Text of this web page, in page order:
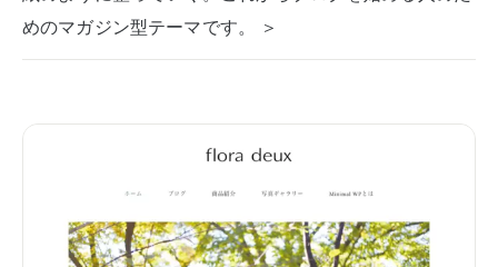
めのマガジン型テーマです。 ＞